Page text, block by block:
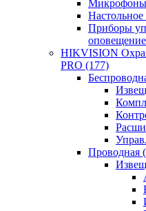
Настольное
Приборы
HIKVISION
PRO (177)
Проводная